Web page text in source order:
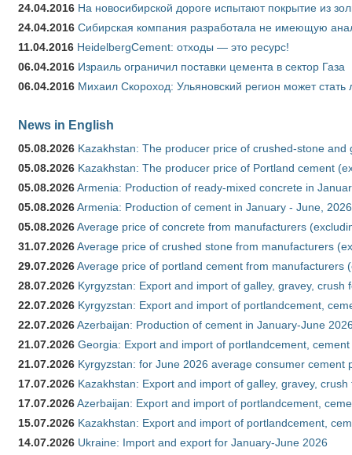
24.04.2016 На новосибирской дороге испытают покрытие из
24.04.2016 Сибирская компания разработала не имеющую
11.04.2016 HeidelbergCement: отходы — это ресурс!
06.04.2016 Израиль ограничил поставки цемента в сектор Газа
06.04.2016 Михаил Скороход: Ульяновский регион может
News in English
05.08.2026 Kazakhstan: The producer price of crushed-stone and
05.08.2026 Kazakhstan: The producer price of Portland cement
05.08.2026Armenia: Production of ready-mixed concrete in
05.08.2026Armenia: Production of cement in January - June, 2026
05.08.2026Average price of concrete from manufacturers
31.07.2026Average price of crushed stone from manufacturers
29.07.2026Average price of portland cement from manufacturers
28.07.2026 Kyrgyzstan: Export and import of galley, gravey,
22.07.2026 Kyrgyzstan: Export and import of portlandcement,
22.07.2026Azerbaijan: Production of cement in January-June
21.07.2026 Georgia: Export and import of portlandcement,
21.07.2026 Kyrgyzstan: for June 2026 average consumer cement
17.07.2026 Kazakhstan: Export and import of galley, gravey,
17.07.2026Azerbaijan: Export and import of portlandcement,
15.07.2026 Kazakhstan: Export and import of portlandcement,
14.07.2026 Ukraine: Import and export for January-June 2026